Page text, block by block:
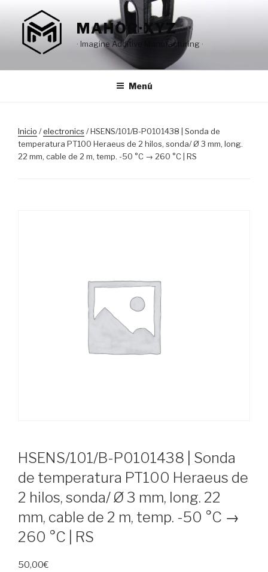
contenido
MAHOR·XYZ
· Imagine Additive Manufacturing ·
Menú
Inicio /electronics / HSENS/101/B-P0101438 | Sonda de
temperatura PT100 Heraeus de 2 hilos, sonda/ Ø 3 mm, long.
22 mm, cable de 2 m, temp. -50 °C → 260 °C | RS
HSENS/101/B-P0101438 | Sonda
de temperatura PT100 Heraeus de
2 hilos, sonda/ Ø 3 mm, long. 22
mm, cable de 2 m, temp. -50 °C →
260 °C | RS
50,00€